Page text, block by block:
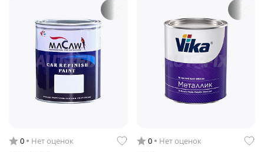
0 Нет оценок 0 Нет оценок